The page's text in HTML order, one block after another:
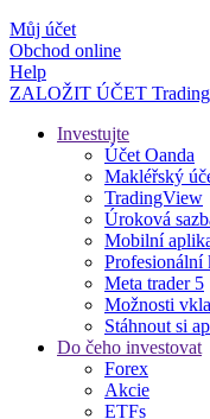
Můj účet
Obchod online
Help
ZALOŽIT ÚČET Trading
Investujte
Účet Oanda
Makléřský
TradingView
Úroková
Mobilní
Profesionální
Meta trader 5
Možnosti
Stáhnout si
Do čeho investovat
Forex
Akcie
ETFs